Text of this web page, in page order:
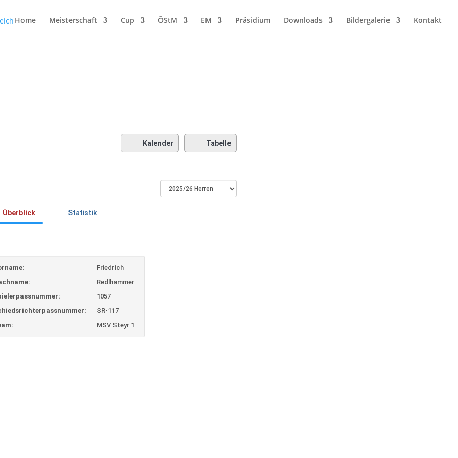
Home Meisterschaft Cup ÖStM EM Präsidium Downloads Bildergalerie Kontakt
Kalender Tabelle
Überblick Statistik
Friedrich
Redlhammer
1057
SR-117
MSV Steyr 1